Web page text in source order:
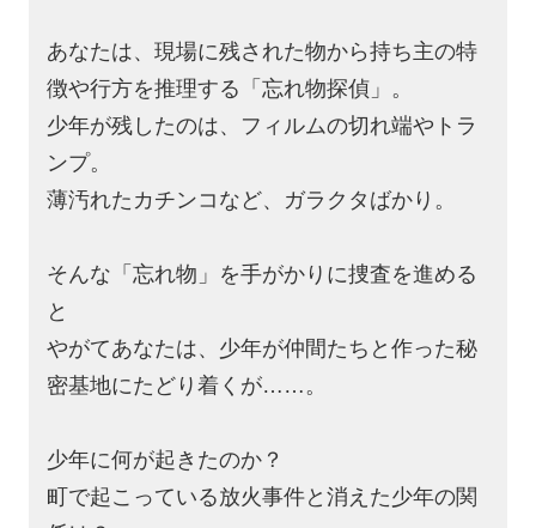
あなたは、現場に残された物から持ち主の特
徴や行方を推理する「忘れ物探偵」。
少年が残したのは、フィルムの切れ端やトラ
ンプ。
薄汚れたカチンコなど、ガラクタばかり。
そんな「忘れ物」を手がかりに捜査を進める
と
やがてあなたは、少年が仲間たちと作った秘
密基地にたどり着くが……。
少年に何が起きたのか？
町で起こっている放火事件と消えた少年の関